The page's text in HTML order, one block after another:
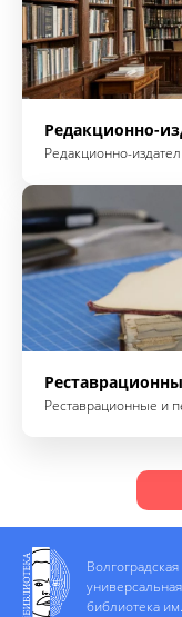
Редакционно-
Редакционно-
Реставрационные и
библиотека